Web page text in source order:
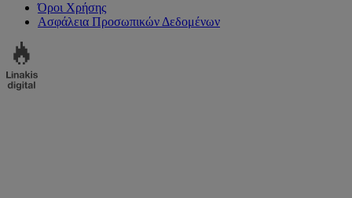
Όροι Χρήσης
Ασφάλεια Προσωπικών Δεδομένων